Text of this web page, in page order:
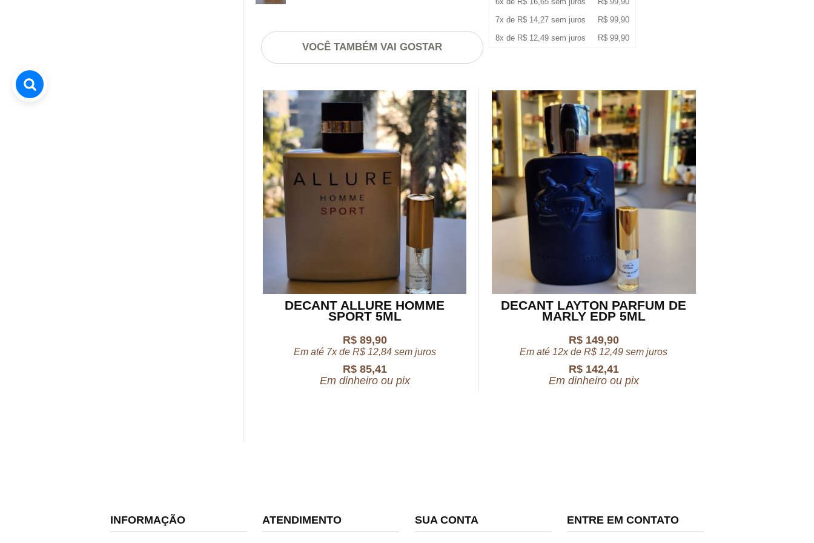
7x de R$14,27sem juros R$99,90
8x de R$12,49sem juros R$99,90
VOCÊ TAMBÉM VAI GOSTAR
DECANT ALLURE HOMME
SPORT 5ML
R$89,90
Em até 7x de R$12,84sem juros
R$85,41
Em dinheiro ou pix
DECANT LAYTON PARFUM DE
MARLY EDP 5ML
R$149,90
Em até 12x deR$ 12,49 sem juros
R$142,41
Em dinheiro ou pix
INFORMAÇÃO ATENDIMENTO SUA CONTA ENTRE EM CONTATO